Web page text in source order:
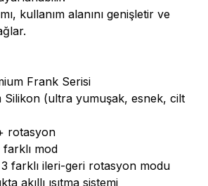
kullanım alanını genişletir ve
Frank Serisi
Silikon (ultra yumuşak, esnek, cilt
rotasyon
mod
farklı ileri-geri rotasyon modu
akıllı ısıtma sistemi